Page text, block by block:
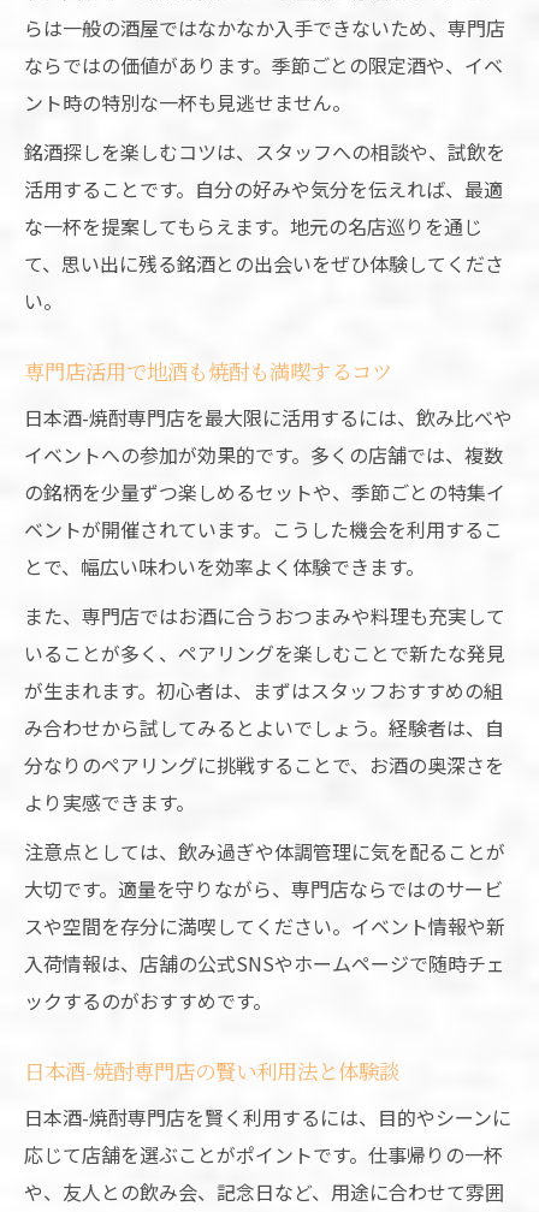
らは一般の酒屋ではなかなか入手できないため、専門店
ならではの価値があります。季節ごとの限定酒や、イベ
ント時の特別な一杯も見逃せません。
銘酒探しを楽しむコツは、スタッフへの相談や、試飲を
活用することです。自分の好みや気分を伝えれば、最適
な一杯を提案してもらえます。地元の名店巡りを通じ
て、思い出に残る銘酒との出会いをぜひ体験してくださ
い。
専門店活用で地酒も焼酎も満喫するコツ
日本酒-焼酎専門店を最大限に活用するには、飲み比べや
イベントへの参加が効果的です。多くの店舗では、複数
の銘柄を少量ずつ楽しめるセットや、季節ごとの特集イ
ベントが開催されています。こうした機会を利用するこ
とで、幅広い味わいを効率よく体験できます。
また、専門店ではお酒に合うおつまみや料理も充実して
いることが多く、ペアリングを楽しむことで新たな発見
が生まれます。初心者は、まずはスタッフおすすめの組
み合わせから試してみるとよいでしょう。経験者は、自
分なりのペアリングに挑戦することで、お酒の奥深さを
より実感できます。
注意点としては、飲み過ぎや体調管理に気を配ることが
大切です。適量を守りながら、専門店ならではのサービ
スや空間を存分に満喫してください。イベント情報や新
入荷情報は、店舗の公式SNSやホームページで随時チェ
ックするのがおすすめです。
日本酒-焼酎専門店の賢い利用法と体験談
日本酒-焼酎専門店を賢く利用するには、目的やシーンに
応じて店舗を選ぶことがポイントです。仕事帰りの一杯
や、友人との飲み会、記念日など、用途に合わせて雰囲